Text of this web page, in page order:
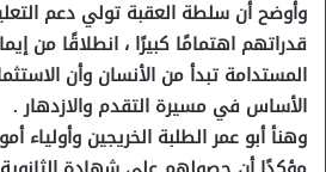
وأوضح أن سلطة العقبة تولي دعم
قدراتهم اهتمامًا كبيرًا ، انطلاقًا من
المستدامة تبدأ من الأنسان وأن
الأساس في مسيرة التقدم والازدهار .
وهنأ أبو عمر الطلبة الخريجين وأولياء